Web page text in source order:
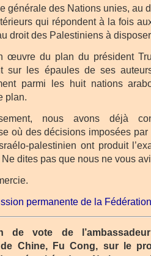
générale des Nations unies, au
qui répondent à la fois
droit des Palestiniens à
œuvre du plan du président
sur les épaules de ses
parmi les huit nations
plan.
nous avons déjà
où des décisions imposées
palestinien ont produit
dites pas que nous ne vous
permanente de la
de vote de
Chine, Fu Cong, sur le